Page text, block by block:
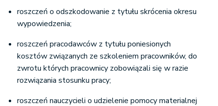
roszczeń o odszkodowanie z tytułu skrócenia okresu
wypowiedzenia;
roszczeń pracodawców z tytułu poniesionych
kosztów związanych ze szkoleniem pracowników, do
zwrotu których pracownicy zobowiązali się w razie
rozwiązania stosunku pracy;
roszczeń nauczycieli o udzielenie pomocy materialnej